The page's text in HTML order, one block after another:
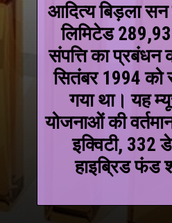
आदित्य बिड़ला
लिमिटेड
संपत्ति का
सितंबर 1994 को
गया था। यह
योजनाओं की
इक्विटी, 332
हाइब्रिड फंड